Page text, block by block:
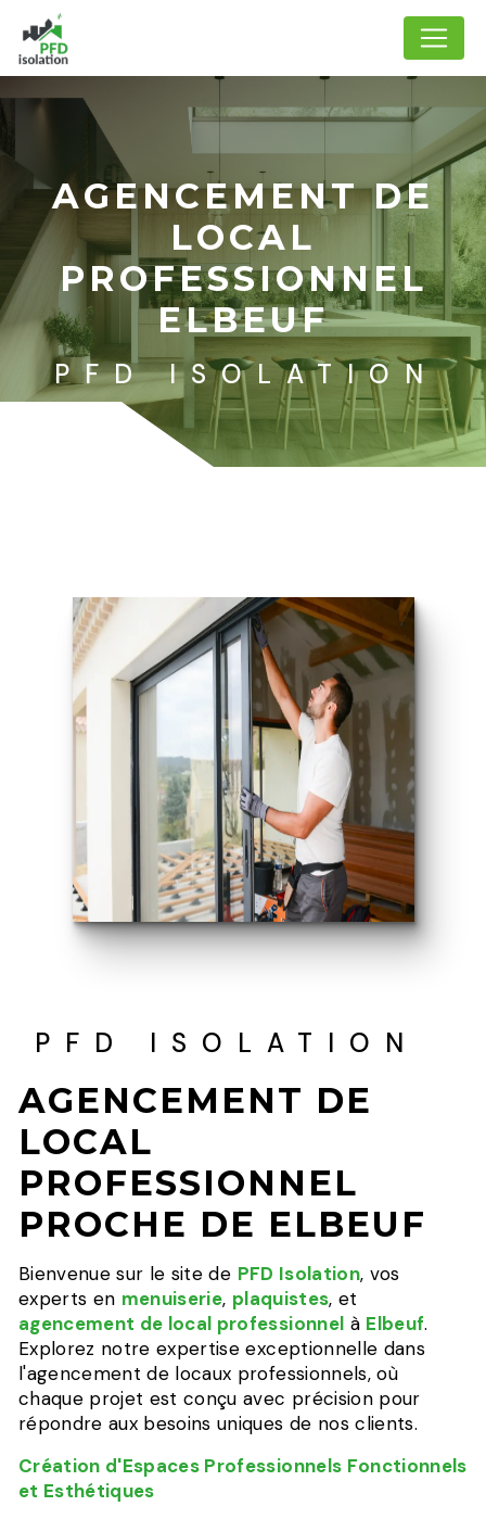
AGENCEMENT DE
LOCAL
PROFESSIONNEL
ELBEUF
PFD ISOLATION
PFD ISOLATION
AGENCEMENT DE
LOCAL
PROFESSIONNEL
PROCHE DE ELBEUF
Bienvenue sur le site de PFD Isolation, vos
experts en menuiserie, plaquistes, et
agencement de local professionnel à Elbeuf.
Explorez notre expertise exceptionnelle dans
l'agencement de locaux professionnels, où
chaque projet est conçu avec précision pour
répondre aux besoins uniques de nos clients.
Création d'Espaces Professionnels Fonctionnels
et Esthétiques
Panneau de gestion des cookies